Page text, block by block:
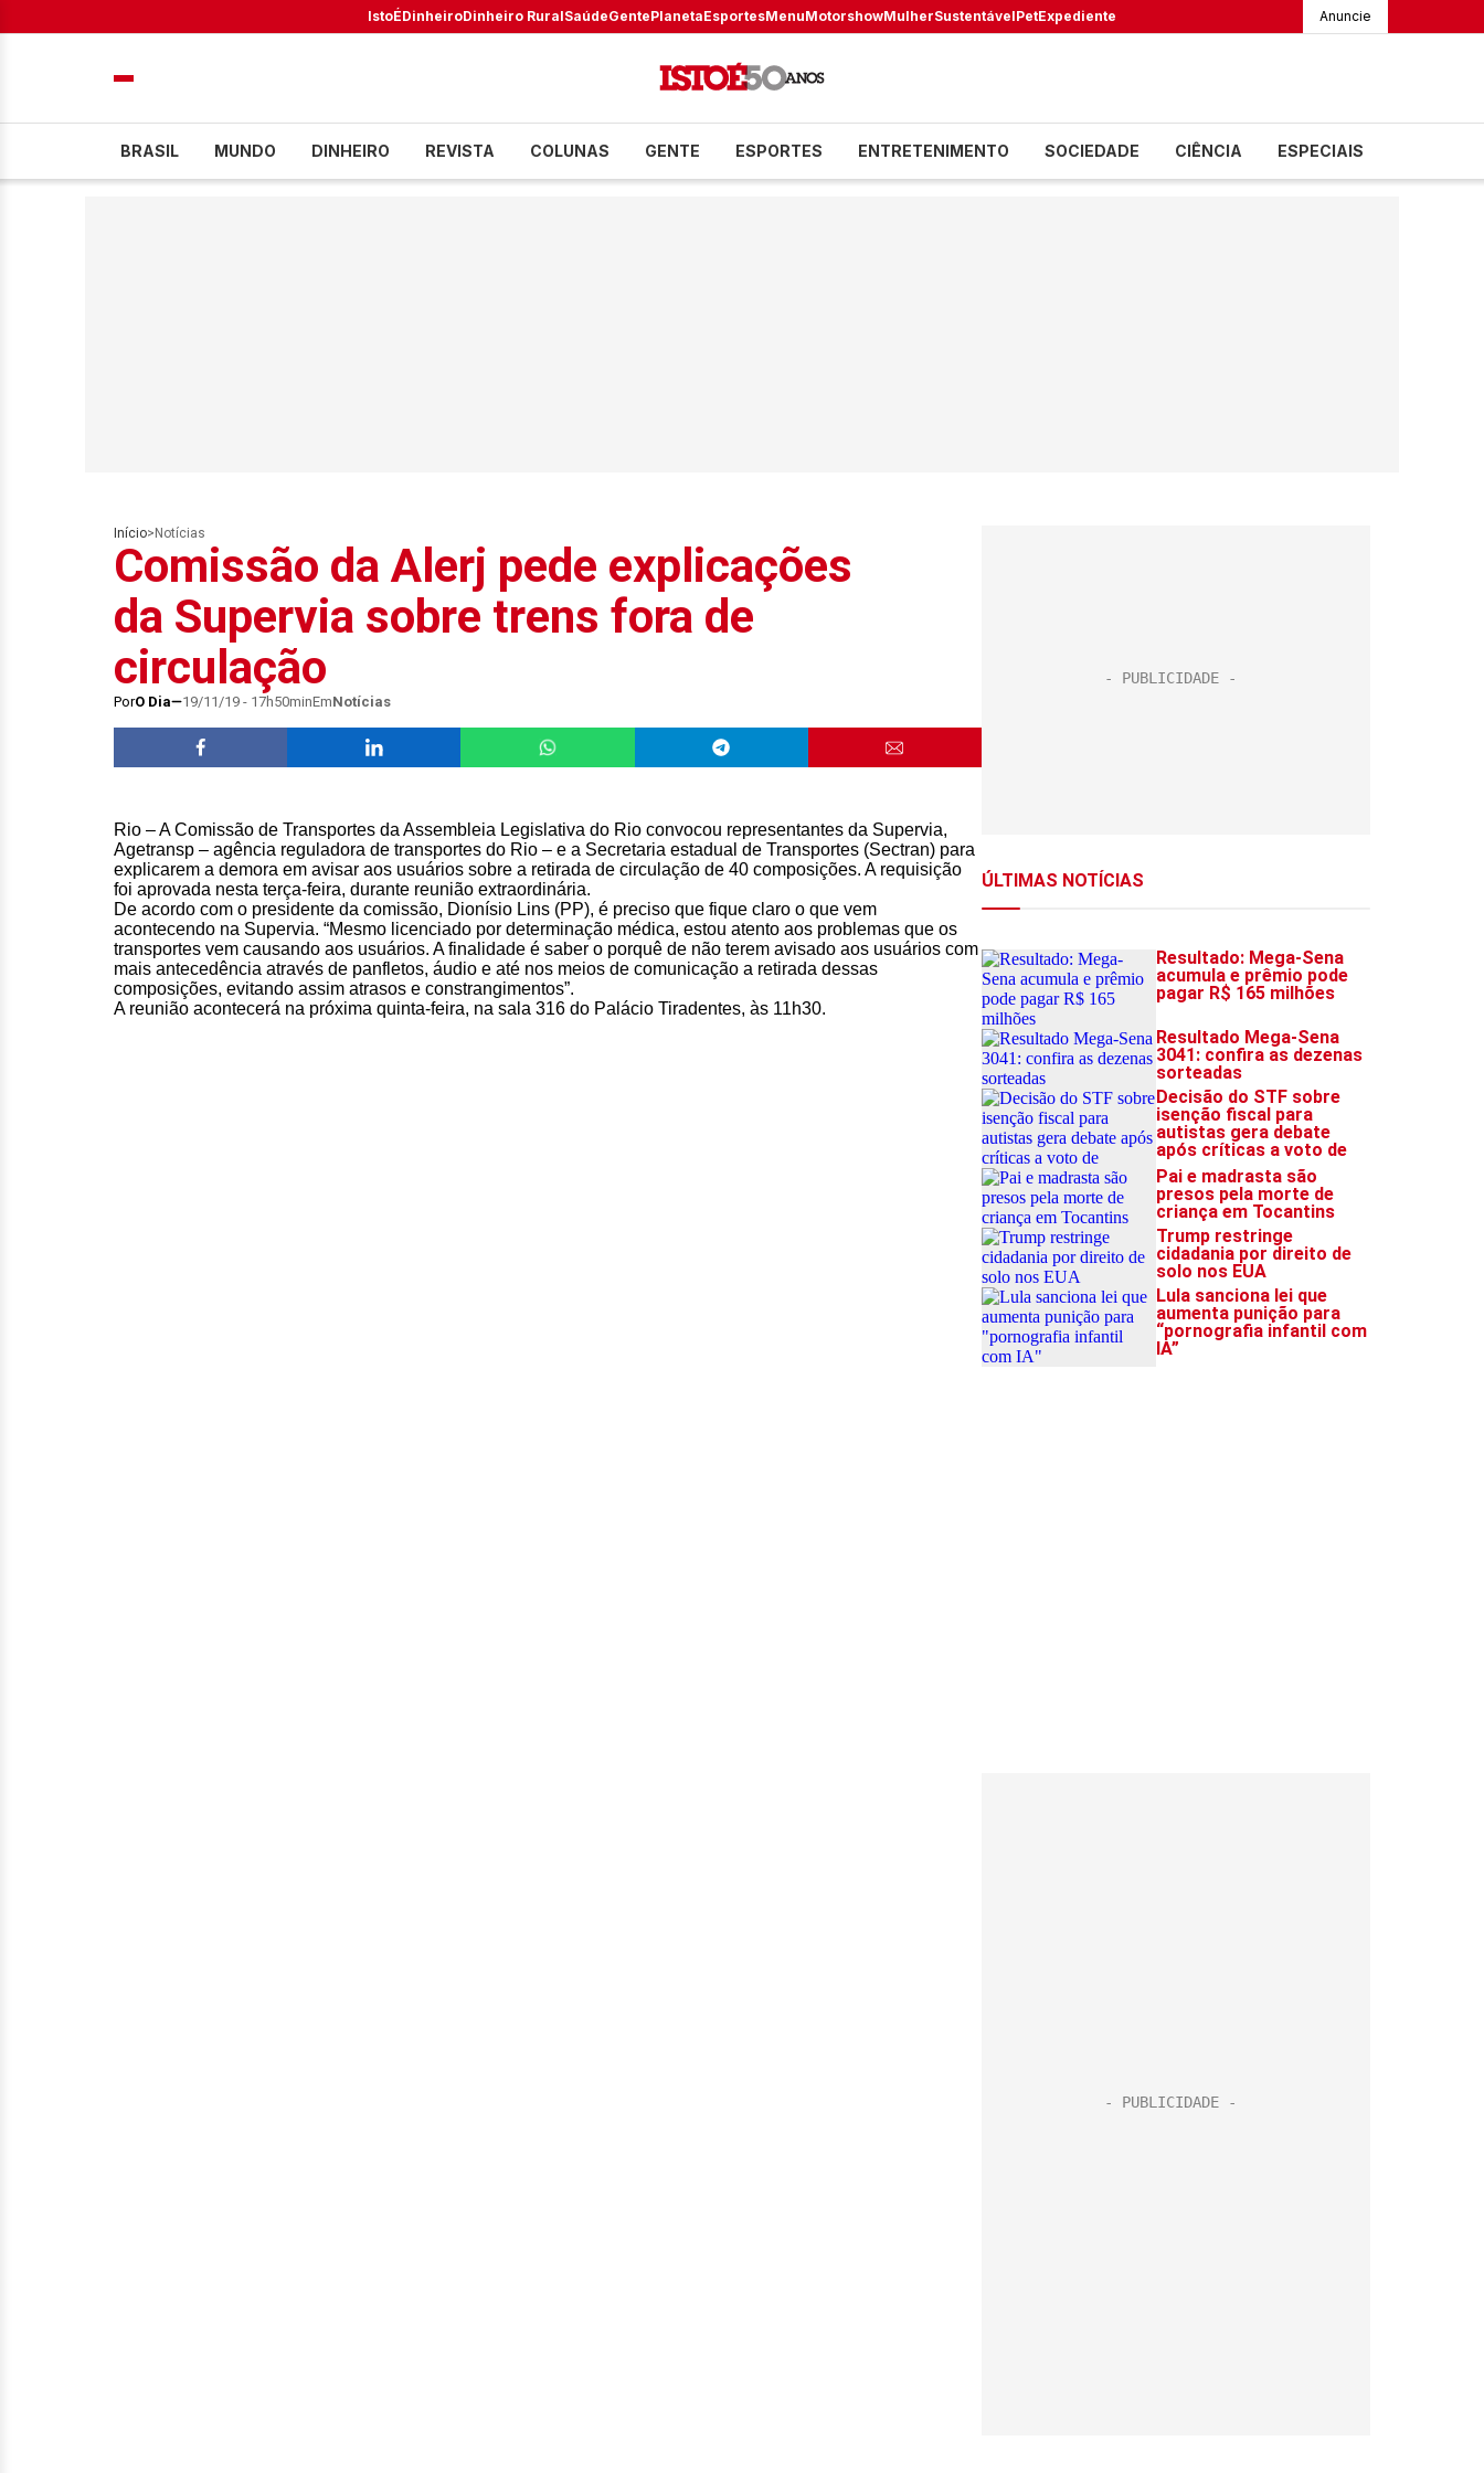
IstoÉDinheiroDinheiro RuralSaúdeGentePlanetaEsportesMenuMotorshowMulherSustentávelPetExpediente Anuncie
BRASIL MUNDO DINHEIRO REVISTA COLUNAS GENTE ESPORTES ENTRETENIMENTO SOCIEDADE CIÊNCIA ESPECIAIS
Início> Notícias
Comissão da Alerj pede explicações
da Supervia sobre trens fora de
circulação
PorO Dia 19/11/19 - 17h50minEmNotícias
Rio – A Comissão de Transportes da Assembleia Legislativa do Rio convocou representantes da Supervia,
Agetransp – agência reguladora de transportes do Rio – e a Secretaria estadual de Transportes (Sectran) para
explicarem a demora em avisar aos usuários sobre a retirada de circulação de 40 composições. A requisição
foi aprovada nesta terça-feira, durante reunião extraordinária.
De acordo com o presidente da comissão, Dionísio Lins (PP), é preciso que fique claro o que vem
acontecendo na Supervia. “Mesmo licenciado por determinação médica, estou atento aos problemas que os
transportes vem causando aos usuários. A finalidade é saber o porquê de não terem avisado aos usuários com
mais antecedência através de panfletos, áudio e até nos meios de comunicação a retirada dessas
composições, evitando assim atrasos e constrangimentos”.
A reunião acontecerá na próxima quinta-feira, na sala 316 do Palácio Tiradentes, às 11h30.